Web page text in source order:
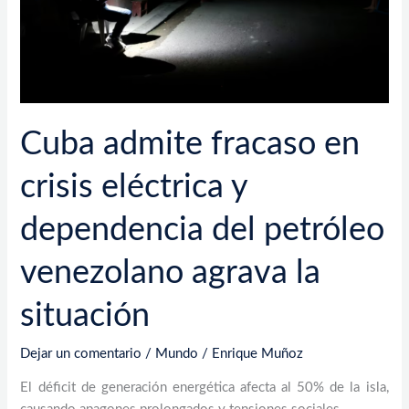
Cuba admite fracaso en
crisis eléctrica y
dependencia del petróleo
venezolano agrava la
situación
Dejar un comentario / Mundo / Enrique Muñoz
El déficit de generación energética afecta al 50% de la isla,
dependencia
la
situación